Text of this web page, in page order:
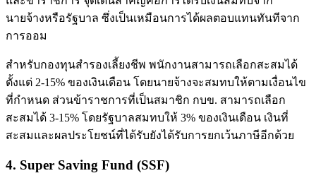
นายจ้างหรือรัฐบาล ซึ่งเป็นเหมือนการได้ผลตอบแทนทันทีจาก
การออม
สำหรับกองทุนสำรองเลี้ยงชีพ พนักงานสามารถเลือกสะสมได้
ตั้งแต่ 2-15% ของเงินเดือน โดยนายจ้างจะสมทบให้ตามเงื่อนไข
ที่กำหนด ส่วนข้าราชการที่เป็นสมาชิก กบข. สามารถเลือก
สะสมได้ 3-15% โดยรัฐบาลสมทบให้ 3% ของเงินเดือน เงินที่
สะสมและผลประโยชน์ที่ได้รับยังได้รับการยกเว้นภาษีอีกด้วย
4. Super Saving Fund (SSF)